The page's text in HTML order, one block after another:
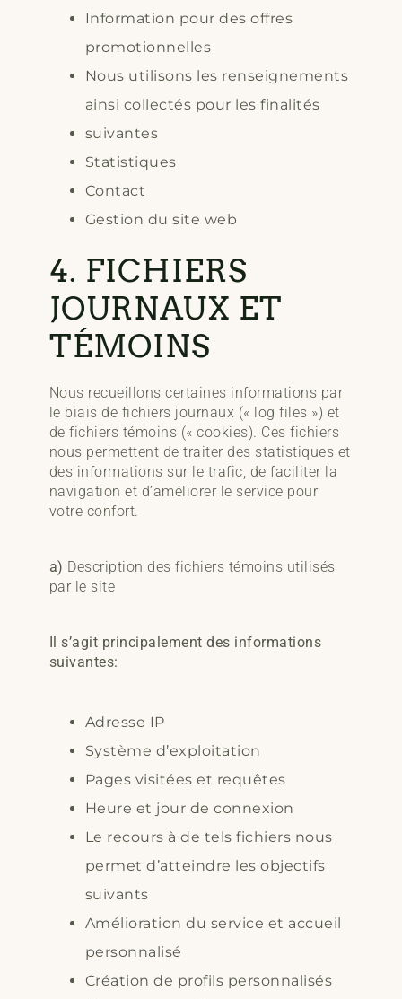
Information pour des offres
promotionnelles
Nous utilisons les renseignements
ainsi collectés pour les finalités
suivantes
Statistiques
Contact
Gestion du site web
4. FICHIERS
JOURNAUX ET
TÉMOINS
Nous recueillons certaines informations par
le biais de fichiers journaux (« log files ») et
de fichiers témoins (« cookies). Ces fichiers
nous permettent de traiter des statistiques et
des informations sur le trafic, de faciliter la
navigation et d’améliorer le service pour
votre confort.
a) Description des fichiers témoins utilisés
par le site
Il s’agit principalement des informations
suivantes:
Adresse IP
Système d’exploitation
Pages visitées et requêtes
Heure et jour de connexion
Le recours à de tels fichiers nous
permet d’atteindre les objectifs
suivants
Amélioration du service et accueil
personnalisé
Création de profils personnalisés